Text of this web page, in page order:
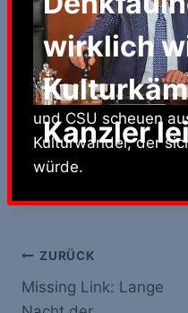
wirklich
Kanzler
und CSU scheuen
Kulturwandel, der
würde.
Beitrags-
Navigation
ZURÜCK
Missing Link: Lange